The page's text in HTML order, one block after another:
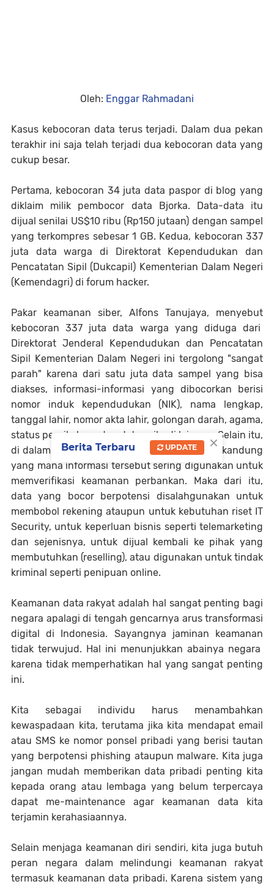
Oleh: Enggar Rahmadani
Kasus kebocoran data terus terjadi. Dalam dua pekan
terakhir ini saja telah terjadi dua kebocoran data yang
cukup besar.
Pertama, kebocoran 34 juta data paspor di blog yang
diklaim milik pembocor data Bjorka. Data-data itu
dijual senilai US$10 ribu (Rp150 jutaan) dengan sampel
yang terkompres sebesar 1 GB. Kedua, kebocoran 337
juta data warga di Direktorat Kependudukan dan
Pencatatan Sipil (Dukcapil) Kementerian Dalam Negeri
(Kemendagri) di forum hacker.
Pakar keamanan siber, Alfons Tanujaya, menyebut
kebocoran 337 juta data warga yang diduga dari
Direktorat Jenderal Kependudukan dan Pencatatan
Sipil Kementerian Dalam Negeri ini tergolong "sangat
parah" karena dari satu juta data sampel yang bisa
diakses, informasi-informasi yang dibocorkan berisi
nomor induk kependudukan (NIK), nama lengkap,
tanggal lahir, nomor akta lahir, golongan darah, agama,
status pernikahan, dan data pribadi lainnya. Selain itu,
di dalamnya juga memuat nama lengkap ibu kandung
yang mana informasi tersebut sering digunakan untuk
memverifikasi keamanan perbankan. Maka dari itu,
data yang bocor berpotensi disalahgunakan untuk
membobol rekening ataupun untuk kebutuhan riset IT
Security, untuk keperluan bisnis seperti telemarketing
dan sejenisnya, untuk dijual kembali ke pihak yang
membutuhkan (reselling), atau digunakan untuk tindak
kriminal seperti penipuan online.
Keamanan data rakyat adalah hal sangat penting bagi
negara apalagi di tengah gencarnya arus transformasi
digital di Indonesia. Sayangnya jaminan keamanan
tidak terwujud. Hal ini menunjukkan abainya negara
karena tidak memperhatikan hal yang sangat penting
ini.
Kita sebagai individu harus menambahkan
kewaspadaan kita, terutama jika kita mendapat email
atau SMS ke nomor ponsel pribadi yang berisi tautan
yang berpotensi phishing ataupun malware. Kita juga
jangan mudah memberikan data pribadi penting kita
kepada orang atau lembaga yang belum terpercaya
dapat me-maintenance agar keamanan data kita
terjamin kerahasiaannya.
Selain menjaga keamanan diri sendiri, kita juga butuh
peran negara dalam melindungi keamanan rakyat
termasuk keamanan data pribadi. Karena sistem yang
×
Berita Terbaru UPDATE